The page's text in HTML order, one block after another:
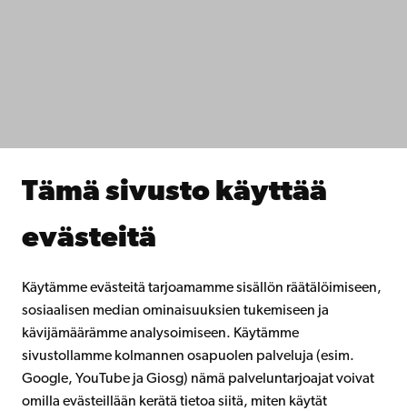
Tämä sivusto käyttää
evästeitä
Käytämme evästeitä tarjoamamme sisällön räätälöimiseen,
sosiaalisen median ominaisuuksien tukemiseen ja
kävijämäärämme analysoimiseen. Käytämme
sivustollamme kolmannen osapuolen palveluja (esim.
Google, YouTube ja Giosg) nämä palveluntarjoajat voivat
omilla evästeillään kerätä tietoa siitä, miten käytät
Åbo Akademin kirjasto
Lahjoita Åbo Akademille
Åbo Akademista
Facebook Instagram YouTube LinkedIn Blog Snapchat